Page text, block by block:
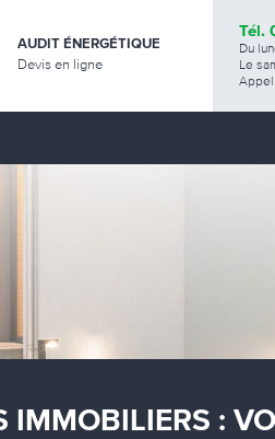
AUDIT ÉNERGÉTIQUE
Devis en ligne
Tél.
Du
Le
Appel
IMMOBILIERS :